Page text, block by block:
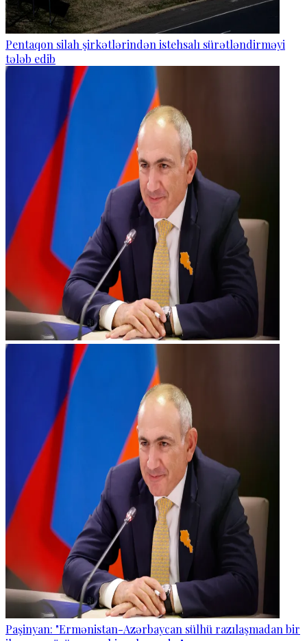
Pentaqon silah şirkətlərindən istehsalı sürətləndirməyi
tələb edib
Paşinyan: "Ermənistan-Azərbaycan sülhü razılaşmadan bir